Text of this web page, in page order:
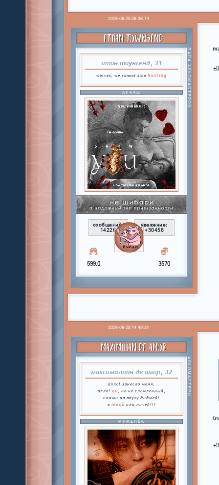
2026-06-28 06:36:14
ETHAN TOWNSEND
итан таунсенд, 31
wolves, we cannot stophunting ПАПА АЛКОМАСТЕРОВ
АЛКАШ
сообщений:
14226
уважение:
+30458
599,0 3570
+8
2026-06-28 14:49:31
MAXIMILIAN DE AMOR
максимилиан де амор, 32
алло! занесло меня,
алло! он, но не сломленный,
нажми на паузу диджей!
я твой или ничей!!!
АЛКОМАСТЕРЫ
МУЖЕНЁК
+9